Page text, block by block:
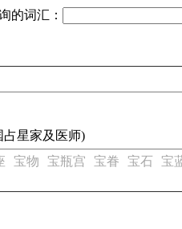
的词汇：
占星家及医师)
宝物 宝瓶宫 宝眷 宝石 宝